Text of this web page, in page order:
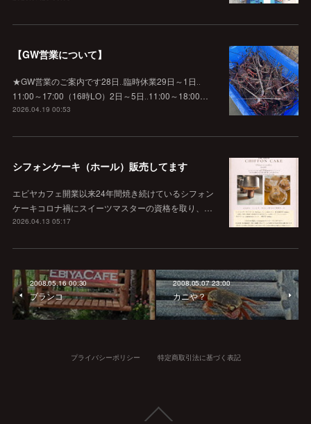
【GW営業について】
★GW営業のご案内です28日‥臨時休業29日～1日‥
11:00～17:00（16時LO）2日～5日‥11:00～18:00…
2026.04.19 00:53
シフォンケーキ（ホール）販売してます
エビヤカフェ開業以来24年間焼き続けているシフォン
ケーキコロナ禍にスイーツマスターの資格を取り、…
2026.04.13 05:17
2008.05.16 00:30
ブランコ
2008.05.07 23:00
カニや？
プライバシーポリシー 特定商取引法に基づく表記